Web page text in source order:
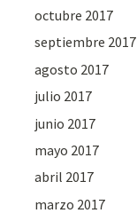
octubre 2017
septiembre 2017
agosto 2017
julio 2017
junio 2017
mayo 2017
abril 2017
marzo 2017